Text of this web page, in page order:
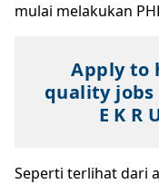
mulai melakukan
Apply to
quality jobs
E K R
Seperti terlihat dari